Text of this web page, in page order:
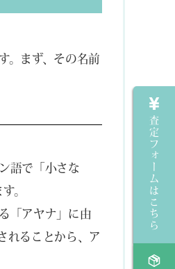
。まず、その名前
語で「小さな
。
「アヤナ」に由
れることから、ア
査定フォームはこちら